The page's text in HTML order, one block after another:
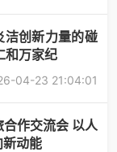
洁创新力量的碰
和万家纪
04-23 21:04:01
作交流会 以人
动能